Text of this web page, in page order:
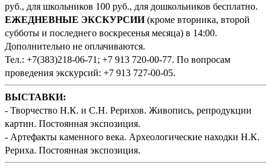
руб., для школьников 100 руб., для дошкольников бесплатно.
ЕЖЕДНЕВНЫЕ ЭКСКУРСИИ(кроме вторника, второй
субботы и последнего воскресенья месяца) в 14:00.
Дополнительно не оплачиваются.
Тел.: +7(383)218-06-71; +7 913 720-00-77. По вопросам
проведения экскурсий: +7 913 727-00-05.
ВЫСТАВКИ:
- Творчество Н.К. и С.Н. Рерихов. Живопись, репродукции
картин. Постоянная экспозиция.
- Артефакты каменного века. Археологические находки Н.К.
Рериха. Постоянная экспозиция.